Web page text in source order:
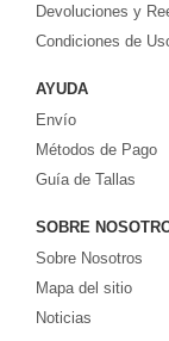
Compre nuestra gran
equipaciones,
Devoluciones y
Condiciones de
AYUDA
Envío
Métodos de Pago
Guía de Tallas
SOBRE
Sobre Nosotros
Mapa del sitio
Noticias